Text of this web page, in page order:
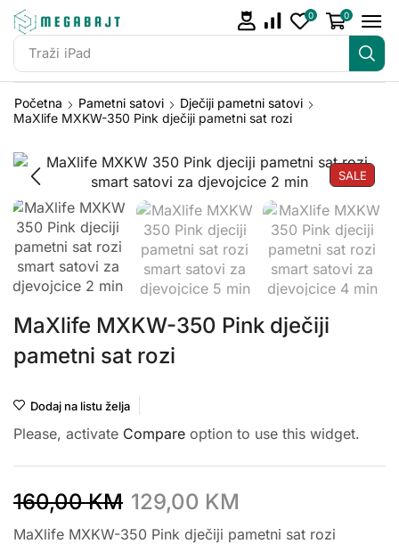
Traži iPhone 14
0 0
Početna Pametni satovi
Dječiji pametni satovi
MaXlife MXKW-350 Pink dječiji pametni sat rozi
SALE
MaXlife MXKW-350 Pink dječiji
pametni sat rozi
Dodaj na listu želja
Please, activate Compare option to use this widget.
160,00KM 129,00 KM
MaXlife MXKW-350 Pink dječiji pametni sat rozi